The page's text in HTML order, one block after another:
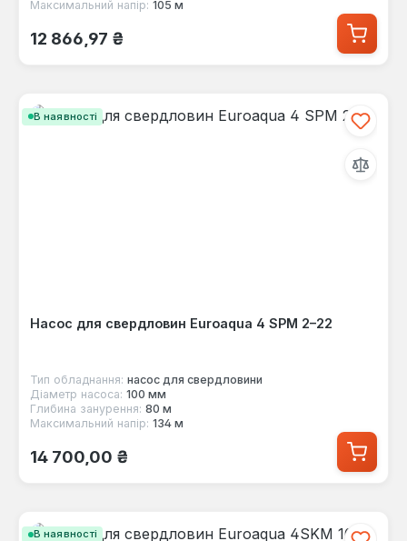
Максимальний напір: 105 м
Звичайна ціна:
12 866,97 ₴
В наявності
Насос для свердловин Euroaqua 4 SPM 2–22
Тип обладнання: насос для свердловини
Діаметр насоса: 100 мм
Глибина занурення: 80 м
Максимальний напір: 134 м
Звичайна ціна:
14 700,00 ₴
В наявності